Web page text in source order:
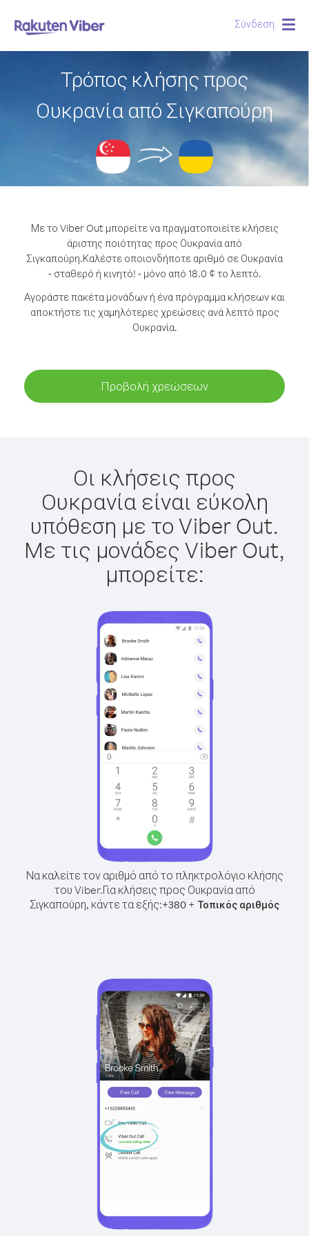
Σύνδεση
Τρόπος κλήσης προς
Ουκρανία από Σιγκαπούρη
Με το Viber Out μπορείτε να πραγματοποιείτε κλήσεις
άριστης ποιότητας προς Ουκρανία από
Σιγκαπούρη.Καλέστε οποιονδήποτε αριθμό σε Ουκρανία
- σταθερό ή κινητό! - μόνο από 18.0 ¢ το λεπτό.
Αγοράστε πακέτα μονάδων ή ένα πρόγραμμα κλήσεων και
αποκτήστε τις χαμηλότερες χρεώσεις ανά λεπτό προς
Ουκρανία.
Προβολή χρεώσεων
Οι κλήσεις προς
Ουκρανία είναι εύκολη
υπόθεση με το Viber Out.
Με τις μονάδες Viber Out,
μπορείτε:
Να καλείτε τον αριθμό από το πληκτρολόγιο κλήσης
του Viber.Για κλήσεις προς Ουκρανία από
Σιγκαπούρη, κάντε τα εξής:+380 + Τοπικός αριθμός